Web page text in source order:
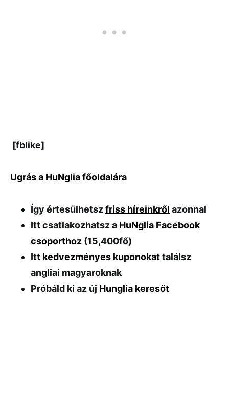
[fblike]
Ugrás a HuNglia főoldalára
Így értesülhetszfriss híreinkről azonnal
Itt csatlakozhatsz a HuNglia Facebook
csoporthoz (15,400fő)
Itt kedvezményes kuponokattalálsz
angliai magyaroknak
Próbáld ki az új Hunglia keresőt